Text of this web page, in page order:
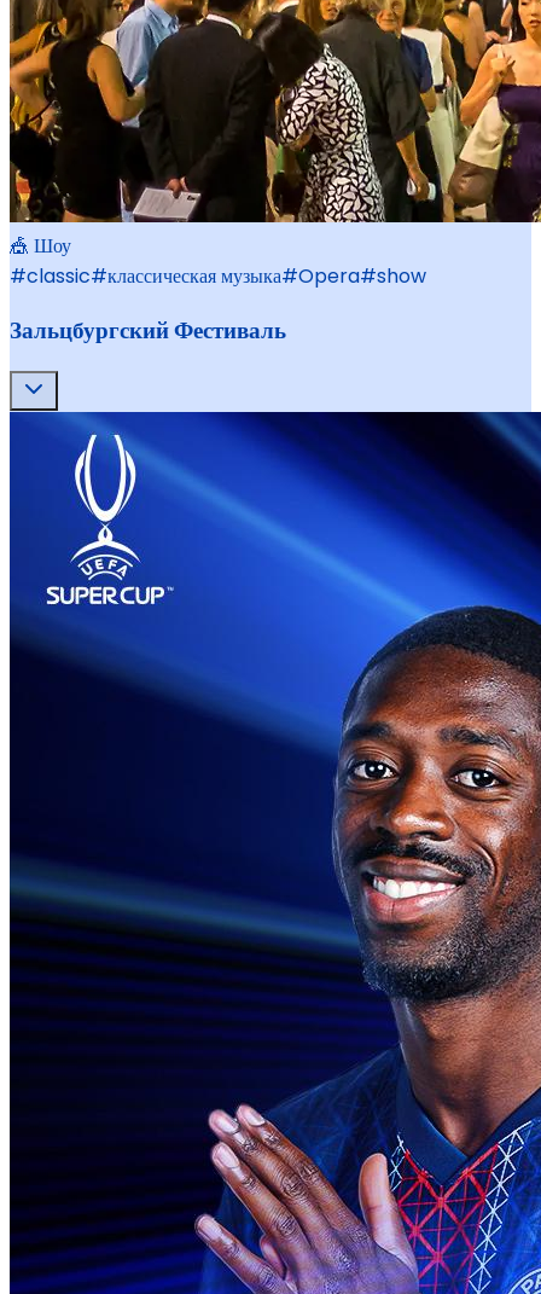
🎪 Шоу
#classic#классическая музыка#Opera#show
Зальцбургский Фестиваль